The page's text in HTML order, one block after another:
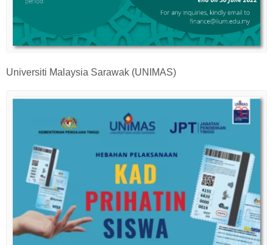
Universiti Malaysia Sarawak (UNIMAS)